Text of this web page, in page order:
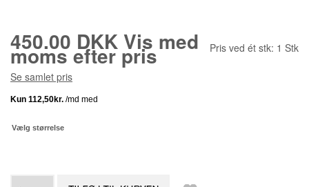
450.00 DKKVis med
moms efter pris Pris ved ét stk: 1 Stk
Se samlet pris
Vælg størrelse